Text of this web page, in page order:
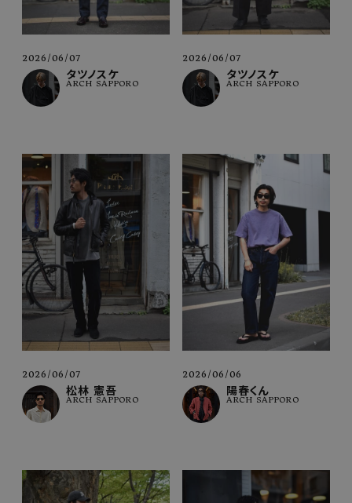
2026/06/07
タツノスケ
ARCH SAPPORO
2026/06/07
タツノスケ
ARCH SAPPORO
2026/06/07
松林 憲吾
ARCH SAPPORO
2026/06/06
陽春くん
ARCH SAPPORO